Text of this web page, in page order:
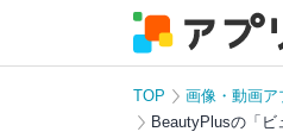
TOP 画像・動画ア
BeautyPlusの「ビ